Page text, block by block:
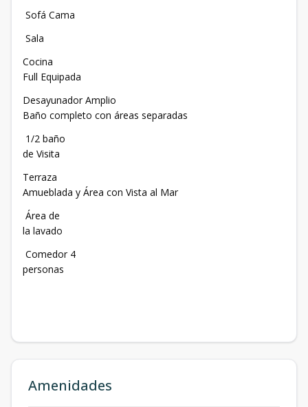
Sofá Cama
Sala
Cocina
Full Equipada
Desayunador Amplio
Baño completo con áreas separadas
1/2 baño
de Visita
Terraza
Amueblada y Área con Vista al Mar
Área de
la lavado
Comedor 4
personas
Amenidades